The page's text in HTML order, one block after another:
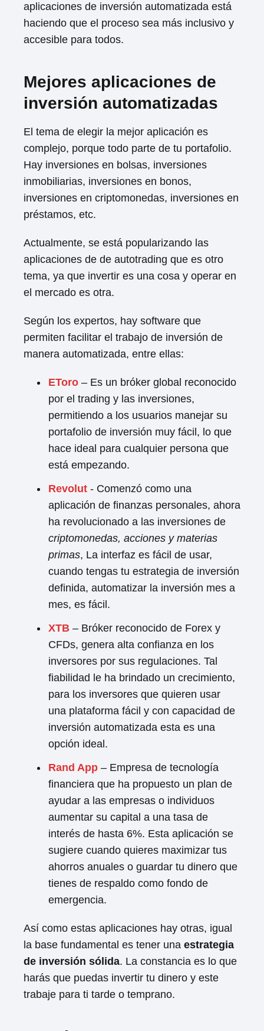
aplicaciones de inversión automatizada está
haciendo que el proceso sea más inclusivo y
accesible para todos.
Mejores aplicaciones de
inversión automatizadas
El tema de elegir la mejor aplicación es
complejo, porque todo parte de tu portafolio.
Hay inversiones en bolsas, inversiones
inmobiliarias, inversiones en bonos,
inversiones en criptomonedas, inversiones en
préstamos, etc.
Actualmente, se está popularizando las
aplicaciones de de autotrading que es otro
tema, ya que invertir es una cosa y operar en
el mercado es otra.
Según los expertos, hay software que
permiten facilitar el trabajo de inversión de
manera automatizada, entre ellas:
EToro – Es un bróker global reconocido
por el trading y las inversiones,
permitiendo a los usuarios manejar su
portafolio de inversión muy fácil, lo que
hace ideal para cualquier persona que
está empezando.
Revolut - Comenzó como una
aplicación de finanzas personales, ahora
ha revolucionado a las inversiones de
criptomonedas, acciones y materias
primas, La interfaz es fácil de usar,
cuando tengas tu estrategia de inversión
definida, automatizar la inversión mes a
mes, es fácil.
XTB – Bróker reconocido de Forex y
CFDs, genera alta confianza en los
inversores por sus regulaciones. Tal
fiabilidad le ha brindado un crecimiento,
para los inversores que quieren usar
una plataforma fácil y con capacidad de
inversión automatizada esta es una
opción ideal.
Rand App – Empresa de tecnología
financiera que ha propuesto un plan de
ayudar a las empresas o individuos
aumentar su capital a una tasa de
interés de hasta 6%. Esta aplicación se
sugiere cuando quieres maximizar tus
ahorros anuales o guardar tu dinero que
tienes de respaldo como fondo de
emergencia.
Así como estas aplicaciones hay otras, igual
la base fundamental es tener una estrategia
de inversión sólida. La constancia es lo que
harás que puedas invertir tu dinero y este
trabaje para ti tarde o temprano.